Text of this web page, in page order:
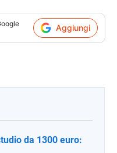
Aggiungi
da 1300 euro: